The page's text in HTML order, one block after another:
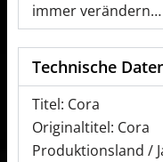
immer verändern…
Technische
Titel: Cora
Originaltitel: Cora
Produktionsland /